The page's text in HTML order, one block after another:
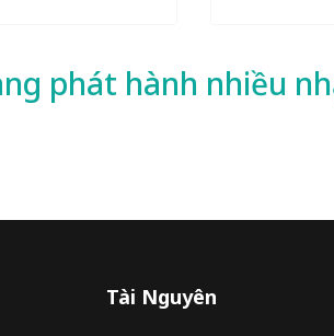
phát hành nhiều
Tài Nguyên